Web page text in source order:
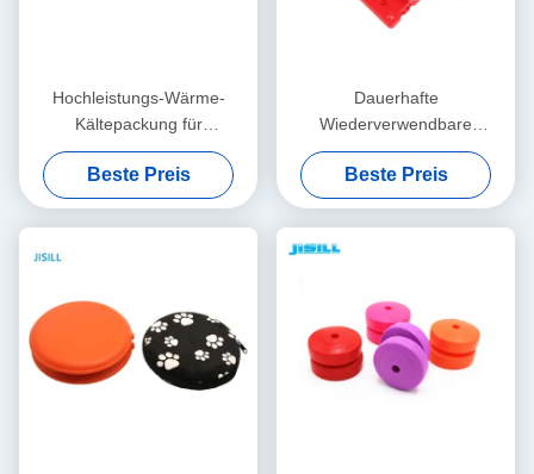
Hochleistungs-Wärme-
Kältepackung für
Wiederverwendbarkeit zur
Aufwärmung von
Lebensmitteln
Beste Preis
Dauerhafte
Wiederverwendbare
Wärmebeutel für isolierte
Lunchtaschen erwärmen
sich bis zu 55 Grad
Beste Preis